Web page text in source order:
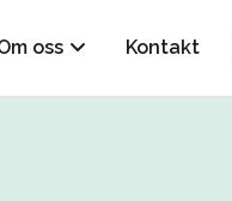
oss Kontakt